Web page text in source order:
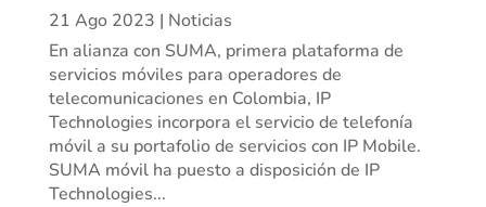
21 Ago 2023 | Noticias
En alianza con SUMA, primera plataforma de
servicios móviles para operadores de
telecomunicaciones en Colombia, IP
Technologies incorpora el servicio de telefonía
móvil a su portafolio de servicios con IP Mobile.
SUMA móvil ha puesto a disposición de IP
Technologies...